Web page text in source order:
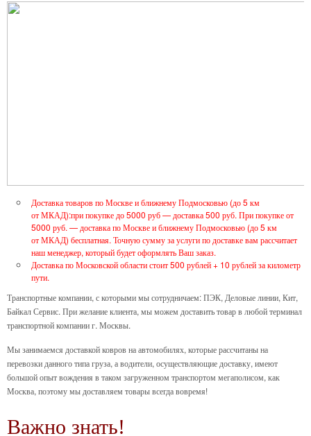
Доставка товаров по Москве и ближнему Подмосковью (до 5 км
от МКАД):при покупке до 5000 руб — доставка 500 руб. При покупке от
5000 руб. — доставка по Москве и ближнему Подмосковью (до 5 км
от МКАД) бесплатная. Точную сумму за услуги по доставке вам рассчитает
наш менеджер, который будет оформлять Ваш заказ.
Доставка по Московской области стоит 500 рублей + 10 рублей за километр
пути.
Транспортные компании, с которыми мы сотрудничаем: ПЭК, Деловые линии, Кит,
Байкал Сервис. При желание клиента, мы можем доставить товар в любой терминал
транспортной компании г. Москвы.
Мы занимаемся доставкой ковров на автомобилях, которые рассчитаны на
перевозки данного типа груза, а водители, осуществляющие доставку, имеют
большой опыт вождения в таком загруженном транспортом мегаполисом, как
Москва, поэтому мы доставляем товары всегда вовремя!
Важно знать!